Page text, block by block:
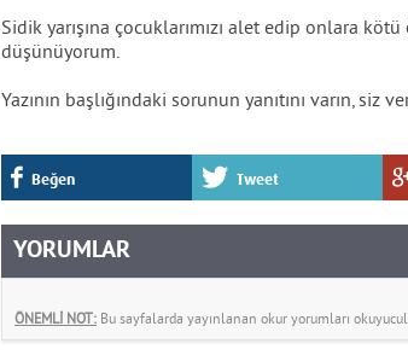
Sidik yarışına çocuklarımızı alet edip onlara
düşünüyorum.
Yazının başlığındaki sorunun yanıtını varın, siz
Beğen Tweet
YORUMLAR
ÖNEMLİ NOT: Bu sayfalarda yayınlanan okur yorumları